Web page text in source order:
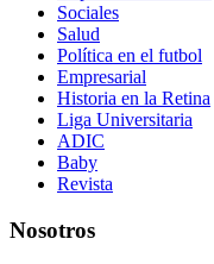
Sociales
Salud
Política en el futbol
Empresarial
Historia en la Retina
Liga Universitaria
ADIC
Baby
Revista
Nosotros